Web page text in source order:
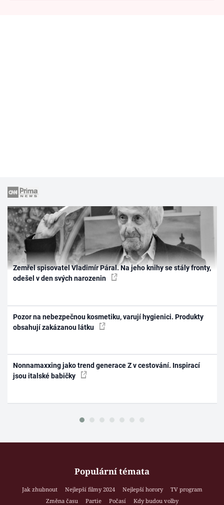
Zemřel spisovatel Vladimír Páral. Na jeho knihy se stály fronty,
odešel v den svých narozenin
Pozor na nebezpečnou kosmetiku, varují hygienici. Produkty
obsahují zakázanou látku
Nonnamaxxing jako trend generace Z v cestování. Inspirací
jsou italské babičky
Populární témata
Jak zhubnout Nejlepší filmy 2024 Nejlepší horory
TV program
Změna času
Partie Počasí
Kdy budou volby